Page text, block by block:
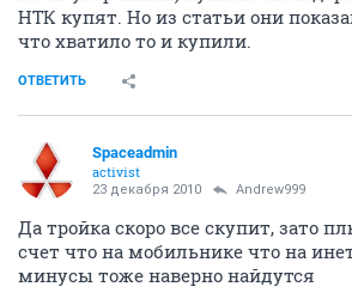
НТК купят. Но из статьи они
что хватило то и купили.
ОТВЕТИТЬ
Spaceadmin
activist
23 декабря 2010 Andrew999
Да тройка скоро все скупит, зато
счет что на мобильнике что на
минусы тоже наверно найдутся